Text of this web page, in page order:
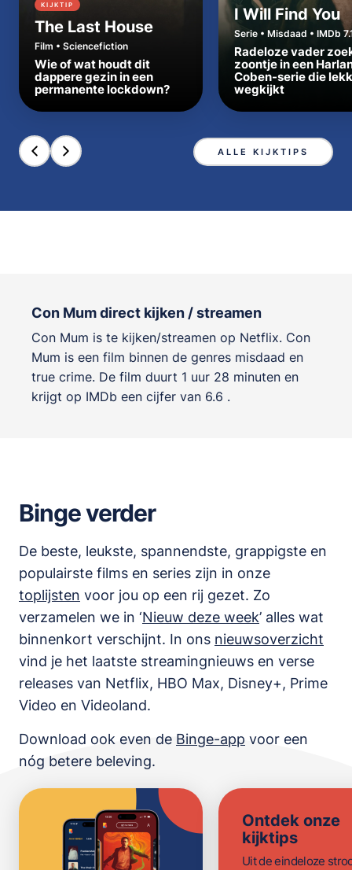
KIJKTIP
The Last House
Film • Sciencefiction
Wie of wat houdt dit
dappere gezin in een
permanente lockdown?
I Will Find You
Serie • Misdaad • IMDb
Radeloze vader
zoontje in een
Coben-serie die
wegkijkt
ALLE KIJKTIPS
Con Mum direct kijken / streamen
Con Mum is te kijken/streamen op Netflix. Con
Mum is een film binnen de genres misdaad en
true crime. De film duurt 1 uur 28 minuten en
krijgt op IMDb een cijfer van 6.6 .
Binge verder
De beste, leukste, spannendste, grappigste en
populairste films en series zijn in onze
toplijsten voor jou op een rij gezet. Zo
verzamelen we in ‘Nieuw deze week’ alles wat
binnenkort verschijnt. In ons nieuwsoverzicht
vind je het laatste streamingnieuws en verse
releases van Netflix, HBO Max, Disney+, Prime
Video en Videoland.
Download ook even de Binge-app voor een
nóg betere beleving.
Ontdek onze
kijktips
Uit de eindeloze